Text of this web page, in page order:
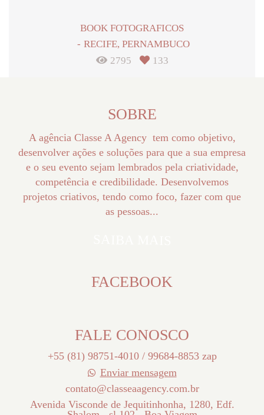
BOOK FOTOGRAFICOS
RECIFE, PERNAMBUCO
2795
133
SOBRE
A agência Classe A Agency tem como objetivo,
desenvolver ações e soluções para que a sua empresa
e o seu evento sejam lembrados pela criatividade,
competência e credibilidade. Desenvolvemos
projetos criativos, tendo como foco, fazer com que
as pessoas...
FACEBOOK
FALE CONOSCO
+55 (81) 98751-4010 / 99684-8853 zap
Enviar mensagem
contato@classeaagency.com.br
Avenida Visconde de Jequitinhonha, 1280, Edf.